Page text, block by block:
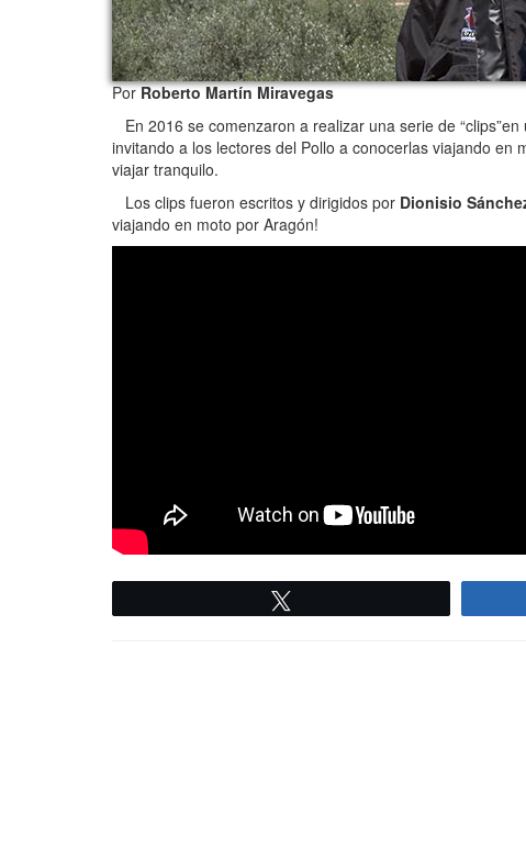
PorRoberto Martín Miravegas
En 2016 se comenzaron a realizar una serie de
invitando a los lectores del Pollo a conocerlas viajando en
viajar tranquilo.
Los clips fueron escritos y dirigidos por Dionisio
viajando en moto por Aragón!